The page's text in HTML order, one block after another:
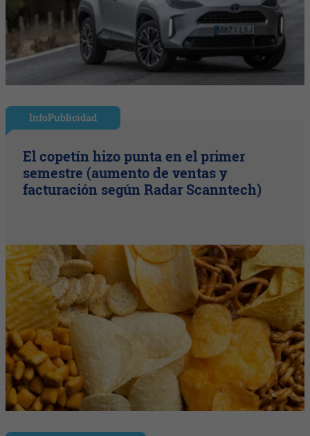
InfoPublicidad
El copetín hizo punta en el primer
semestre (aumento de ventas y
facturación según Radar Scanntech)